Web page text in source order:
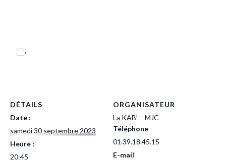
DÉTAILS
Date :
samedi 30 septembre 2023
Heure :
20:45
ORGANISATEUR
La KAB’ – MJC
Téléphone
01.39.18.45.15
E-mail